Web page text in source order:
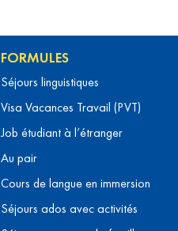
FORMULES
Séjours linguistiques
Visa Vacances Travail (PVT)
Job étudiant à l’étranger
Au pair
Cours de langue en immersion
Séjours ados avec activités